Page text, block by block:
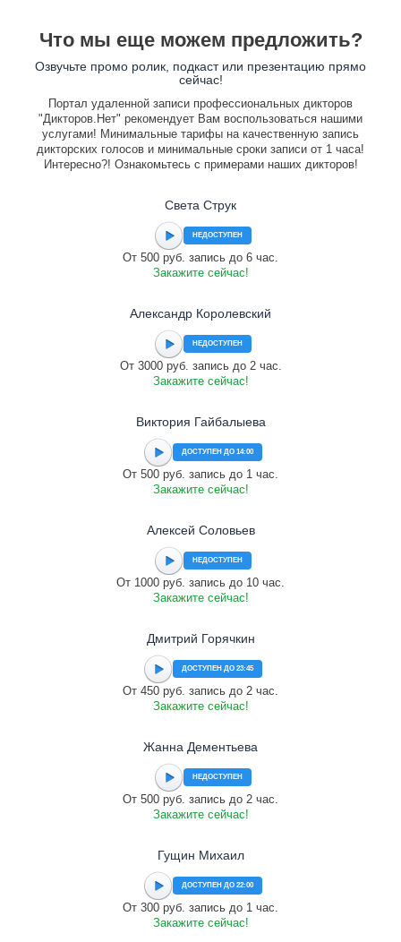
Что мы еще можем предложить?
Озвучьте промо ролик, подкаст или презентацию прямо
сейчас!
Портал удаленной записи профессиональных дикторов
"Дикторов.Нет" рекомендует Вам воспользоваться нашими
услугами! Минимальные тарифы на качественную запись
дикторских голосов и минимальные сроки записи от 1 часа!
Интересно?! Ознакомьтесь с примерами наших дикторов!
Света Струк
НЕДОСТУПЕН
От 500 руб. запись до 6 час.
Закажите сейчас!
Александр Королевский
НЕДОСТУПЕН
От 3000 руб. запись до 2 час.
Закажите сейчас!
Виктория Гайбалыева
ДОСТУПЕН ДО 14:00
От 500 руб. запись до 1 час.
Закажите сейчас!
Алексей Соловьев
НЕДОСТУПЕН
От 1000 руб. запись до 10 час.
Закажите сейчас!
Дмитрий Горячкин
ДОСТУПЕН ДО 23:45
От 450 руб. запись до 2 час.
Закажите сейчас!
Жанна Дементьева
НЕДОСТУПЕН
От 500 руб. запись до 2 час.
Закажите сейчас!
Гущин Михаил
ДОСТУПЕН ДО 22:00
От 300 руб. запись до 1 час.
Закажите сейчас!